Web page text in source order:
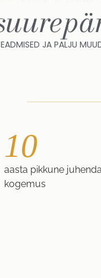
JA PALJU
10
aasta pikkune
kogemus